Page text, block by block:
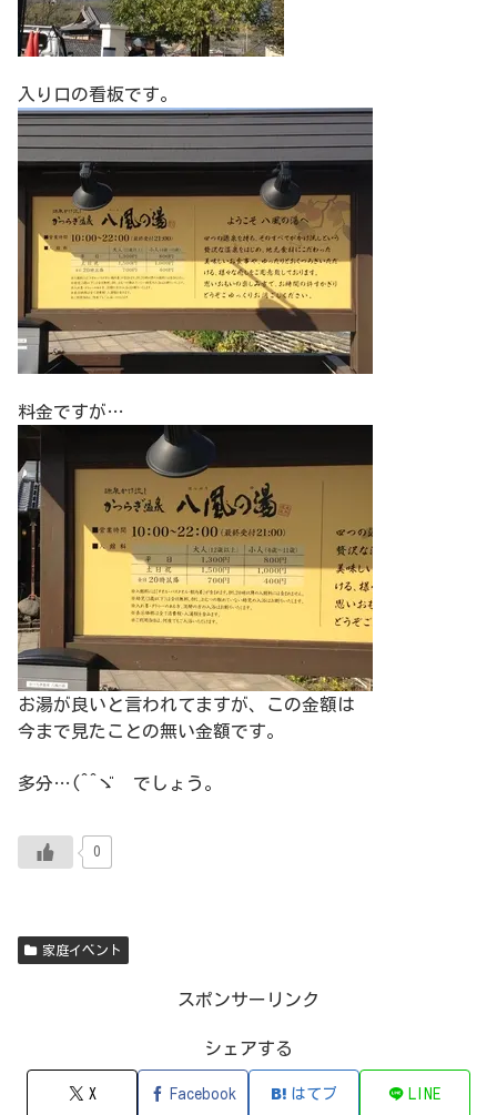
入り口の看板です。
料金ですが…
お湯が良いと言われてますが、この金額は
今まで見たことの無い金額です。
多分…(^^ゞ でしょう。
0
家庭イベント
スポンサーリンク
シェアする
X Facebook はてブ LINE